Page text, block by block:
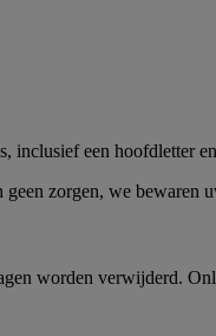
een hoofdletter
zorgen, we
worden verwijderd.